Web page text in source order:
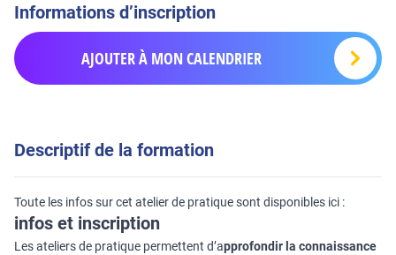
Informations d’inscription
AJOUTER À MON CALENDRIER
Descriptif de la formation
Toute les infos sur cet atelier de pratique sont disponibles ici :
infos et inscription
Les ateliers de pratique permettent d’approfondir la connaissance